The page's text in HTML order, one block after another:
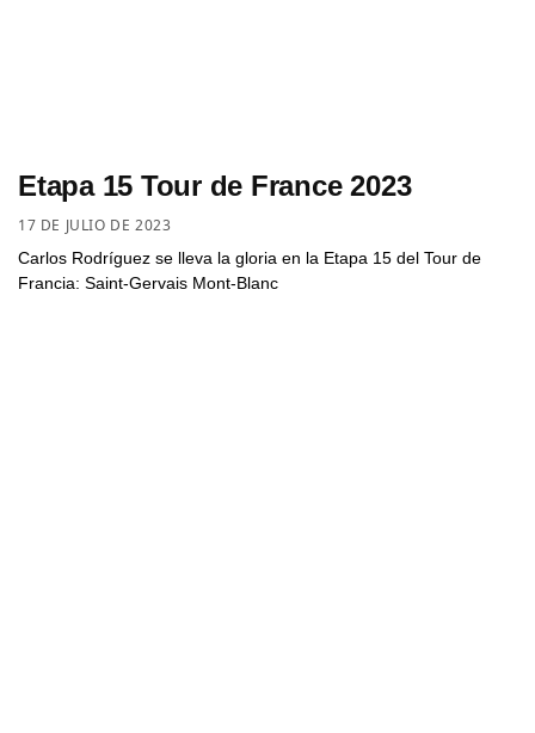
Etapa 15 Tour de France 2023
17 DE JULIO DE 2023
Carlos Rodríguez se lleva la gloria en la Etapa 15 del Tour de
Francia: Saint-Gervais Mont-Blanc